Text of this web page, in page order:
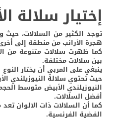
إختيار سلالة
توجد الكثير من السلالات،
هجرة الأرانب من منطقة إلى
كما ظهرت سلالات متنوعة من
بين سلالات مختلفة.
ينبغي على المربي أن يختار
حيث تحتوي سلالة النيوزيلندي
النيوزيلندي الأبيض متوسط
أفضل السلالات.
كما أن السلالات ذات الالوان
الفضية الفرنسية.